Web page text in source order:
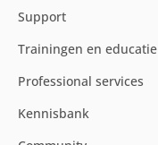
Support
Trainingen en educatie
Professional services
Kennisbank